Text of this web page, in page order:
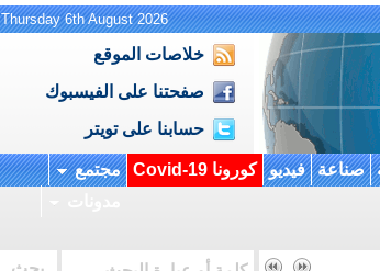
Thursday 6th August 2026
خلاصات الموقع
صفحتنا على الفيسبوك
حسابنا على تويتر
صناعة فيديو كورونا Covid-19
مجتمع